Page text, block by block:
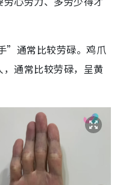
”通常比较劳碌。鸡爪
通常比较劳碌，呈黄